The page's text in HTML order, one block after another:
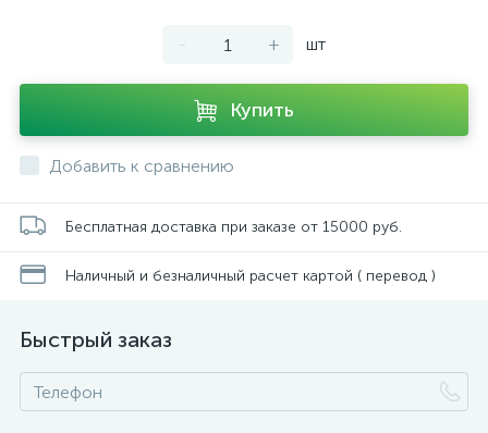
- + шт
Купить
Добавить к сравнению
Бесплатная доставка при заказе от 15000 руб.
Наличный и безналичный расчет картой ( перевод )
Быстрый заказ